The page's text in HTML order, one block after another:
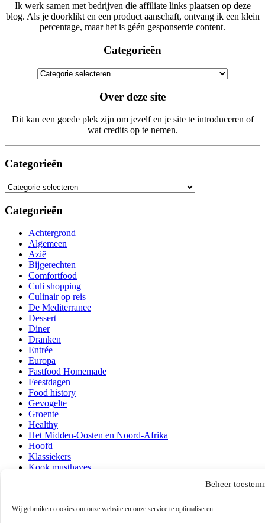
Beheer
Wij gebruiken cookies om onze website en onze service te optimaliseren.
Ik werk samen met bedrijven die affiliate links plaatsen op deze
blog. Als je doorklikt en een product aanschaft, ontvang ik een klein
percentage, maar het is géén gesponserde content.
Categorieën
Categorieën
Over deze site
Dit kan een goede plek zijn om jezelf en je site te introduceren of
wat credits op te nemen.
Categorieën
Categorieën
Categorieën
Achtergrond
Algemeen
Azië
Bijgerechten
Comfortfood
Culi shopping
Culinair op reis
De Mediterranee
Dessert
Diner
Dranken
Entrée
Europa
Fastfood Homemade
Feestdagen
Food history
Gevogelte
Groente
Healthy
Het Midden-Oosten en Noord-Afrika
Hoofd
Klassiekers
Kook musthaves
Over mij